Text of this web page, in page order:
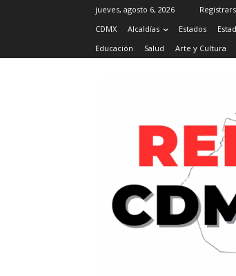
jueves, agosto 6, 2026
CDMX
Alcaldías Estados
Educación
Salud Arte y Cultura